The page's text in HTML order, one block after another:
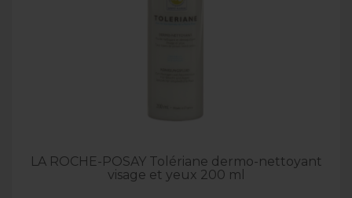
LA ROCHE-POSAY Tolériane dermo-nettoyant
visage et yeux 200 ml